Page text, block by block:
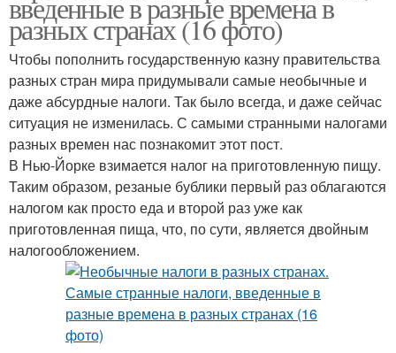
разных странах (16 фото)
Чтобы пополнить государственную казну правительства
разных стран мира придумывали самые необычные и
даже абсурдные налоги. Так было всегда, и даже сейчас
ситуация не изменилась. С самыми странными налогами
разных времен нас познакомит этот пост.
В Нью-Йорке взимается налог на приготовленную пищу.
Таким образом, резаные бублики первый раз облагаются
налогом как просто еда и второй раз уже как
приготовленная пища, что, по сути, является двойным
налогообложением.